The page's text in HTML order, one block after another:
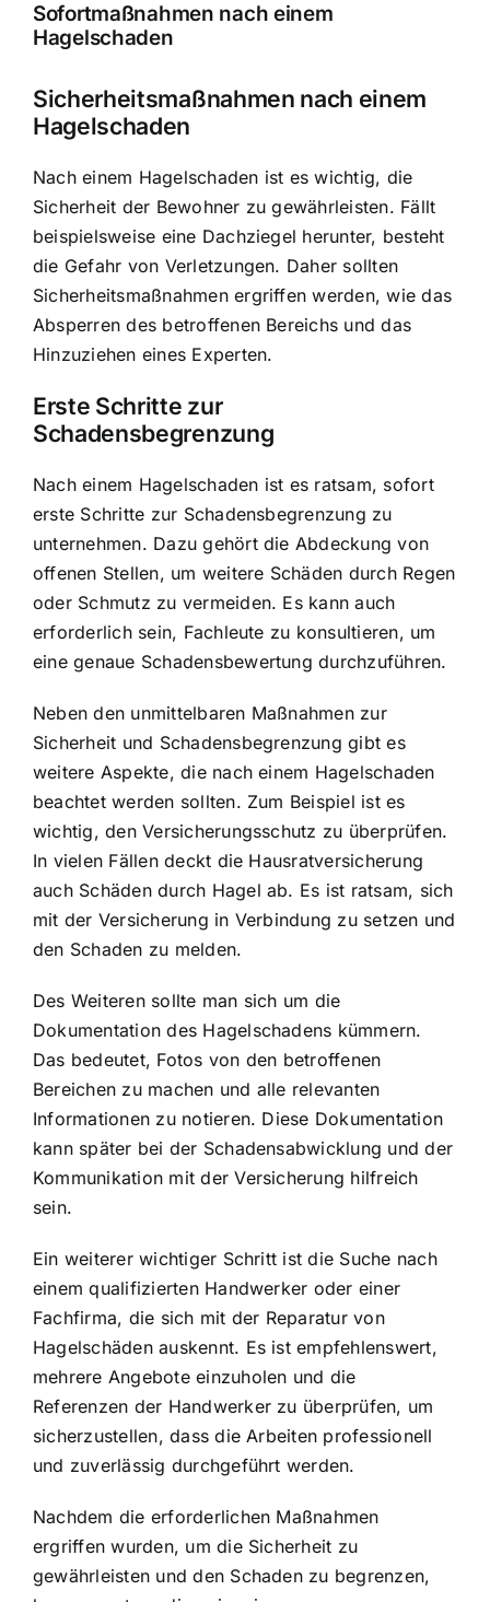
Sofortmaßnahmen nach einem
Hagelschaden
Sicherheitsmaßnahmen nach einem
Hagelschaden
Nach einem Hagelschaden ist es wichtig, die
Sicherheit der Bewohner zu gewährleisten. Fällt
beispielsweise eine Dachziegel herunter, besteht
die Gefahr von Verletzungen. Daher sollten
Sicherheitsmaßnahmen ergriffen werden, wie das
Absperren des betroffenen Bereichs und das
Hinzuziehen eines Experten.
Erste Schritte zur
Schadensbegrenzung
Nach einem Hagelschaden ist es ratsam, sofort
erste Schritte zur Schadensbegrenzung zu
unternehmen. Dazu gehört die Abdeckung von
offenen Stellen, um weitere Schäden durch Regen
oder Schmutz zu vermeiden. Es kann auch
erforderlich sein, Fachleute zu konsultieren, um
eine genaue Schadensbewertung durchzuführen.
Neben den unmittelbaren Maßnahmen zur
Sicherheit und Schadensbegrenzung gibt es
weitere Aspekte, die nach einem Hagelschaden
beachtet werden sollten. Zum Beispiel ist es
wichtig, den Versicherungsschutz zu überprüfen.
In vielen Fällen deckt die Hausratversicherung
auch Schäden durch Hagel ab. Es ist ratsam, sich
mit der Versicherung in Verbindung zu setzen und
den Schaden zu melden.
Des Weiteren sollte man sich um die
Dokumentation des Hagelschadens kümmern.
Das bedeutet, Fotos von den betroffenen
Bereichen zu machen und alle relevanten
Informationen zu notieren. Diese Dokumentation
kann später bei der Schadensabwicklung und der
Kommunikation mit der Versicherung hilfreich
sein.
Ein weiterer wichtiger Schritt ist die Suche nach
einem qualifizierten Handwerker oder einer
Fachfirma, die sich mit der Reparatur von
Hagelschäden auskennt. Es ist empfehlenswert,
mehrere Angebote einzuholen und die
Referenzen der Handwerker zu überprüfen, um
sicherzustellen, dass die Arbeiten professionell
und zuverlässig durchgeführt werden.
Nachdem die erforderlichen Maßnahmen
ergriffen wurden, um die Sicherheit zu
gewährleisten und den Schaden zu begrenzen,